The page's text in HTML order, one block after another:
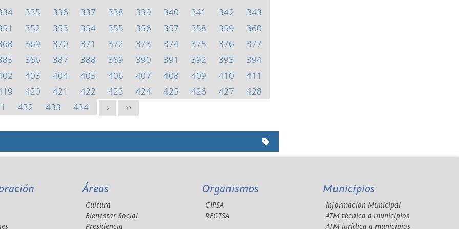
335 336 337 338 339 340 341 342
343
352 353 354 355 356 357 358 359
360
369 370 371 372 373 374 375 376
377
386 387 388 389 390 391 392 393
394
403 404 405 406 407 408 409 410
411
420 421 422 423 424 425 426 427
428
432 433 434 > >>
Áreas
Cultura
Bienestar Social
Presidencia
Organismos
CIPSA
REGTSA
Municipios
Información Municipal
ATM técnica a municipios
ATM jurídica a municipios